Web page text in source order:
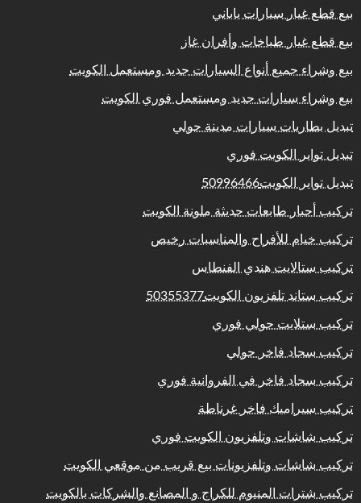
بيع قطع غيار سيارات ياباني
بيع قطع غيار طباخات وأفران غاز
بيع وشراء جميع أنواع السيارات جديد ومستعمل الكويت
بيع وشراء سيارات جديد ومستعمل فوري الكويت
تبديل بطاريات سيارات مدينة حولي
تبديل تواير الكويت فوري
تبديل تواير الكويت50996466
تركيب أحبار طابعات حديثة ملونة الكويت
تركيب خيام للأفراح والمناسبات رخيص
تركيب ستالايت هندي الفنطاس
تركيب ستاند تلفزيون الكويت50355377
تركيب ستلايت حولي فوري
تركيب سجاد فاخر حولي
تركيب سجاد فاخر في الفروانية فوري
تركيب سيراميك فاخر غرناطة
تركيب شاشات وتلفزيون الكويت فوري
تركيب شاشات وتلفزيونات بيع قريب من موقعي الكويت
تركيب شترات المنيوم للكراج و المصانع والشركات بالكويت